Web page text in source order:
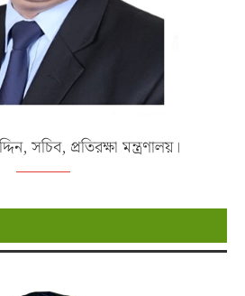
সচিব, প্রতিরক্ষা মন্ত্রণালয়।